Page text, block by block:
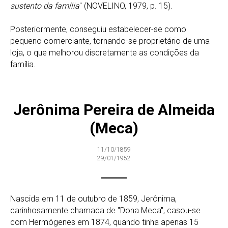
sustento da família" (NOVELINO, 1979, p. 15).
Posteriormente, conseguiu estabelecer-se como
pequeno comerciante, tornando-se proprietário de uma
loja, o que melhorou discretamente as condições da
família.
Jerônima Pereira de Almeida
(Meca)
11/10/1859
29/01/1952
Nascida em 11 de outubro de 1859, Jerônima,
carinhosamente chamada de "Dona Meca", casou-se
com Hermógenes em 1874, quando tinha apenas 15